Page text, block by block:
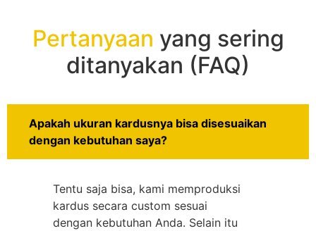
Pertanyaan yang sering
ditanyakan (FAQ)
Apakah ukuran kardusnya bisa disesuaikan
dengan kebutuhan saya?
Tentu saja bisa, kami memproduksi
kardus secara custom sesuai
dengan kebutuhan Anda. Selain itu